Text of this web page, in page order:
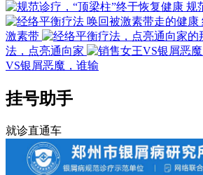
规
激素带
法，点亮通向家
VS银屑恶魔，谁输
挂号助手
就诊直通车